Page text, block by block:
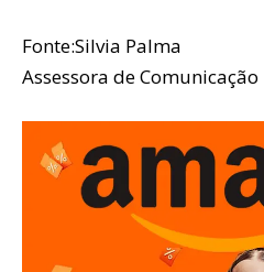
Fonte:Silvia Palma
Assessora de Comunicação